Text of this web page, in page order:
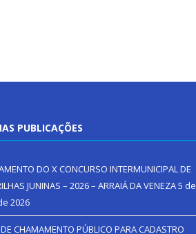
PUBLICAÇÕES
DO X CONCURSO INTERMUNICIPAL DE
JUNINAS – 2026 – ARRAIÁ DA VENEZA5 de
2026
CHAMAMENTO PÚBLICO PARA CADASTRO